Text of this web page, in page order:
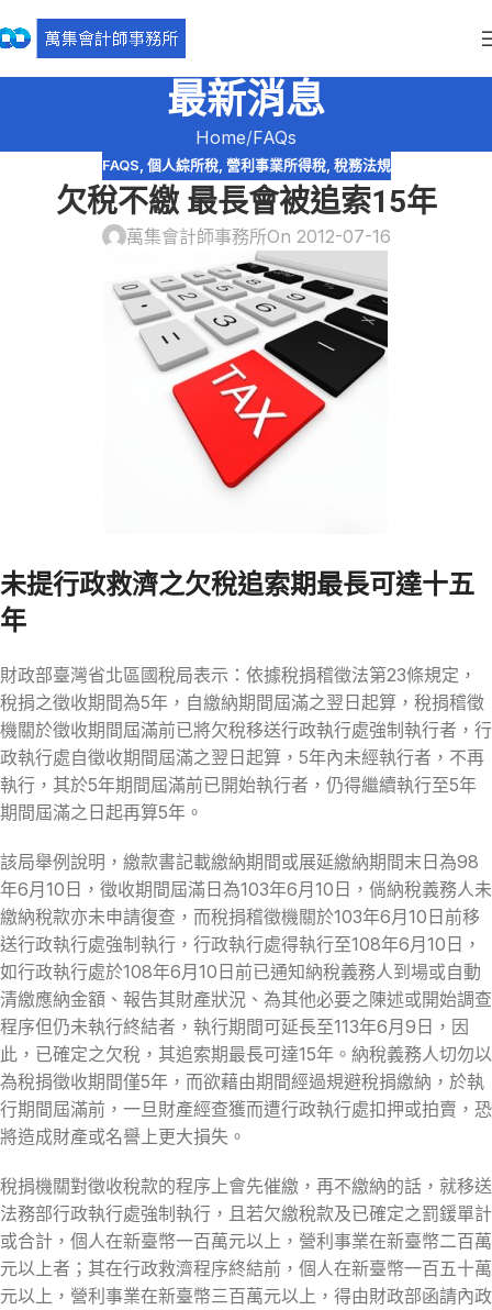
最新消息
Home FAQs
FAQS, 個人綜所稅, 營利事業所得稅, 稅務法規
欠稅不繳 最長會被追索15年
萬集會計師事務所On 2012-07-16
未提行政救濟之欠稅追索期最長可達十五
年
財政部臺灣省北區國稅局表示：依據稅捐稽徵法第23條規定，
稅捐之徵收期間為5年，自繳納期間屆滿之翌日起算，稅捐稽徵
機關於徵收期間屆滿前已將欠稅移送行政執行處強制執行者，行
政執行處自徵收期間屆滿之翌日起算，5年內未經執行者，不再
執行，其於5年期間屆滿前已開始執行者，仍得繼續執行至5年
期間屆滿之日起再算5年。
該局舉例說明，繳款書記載繳納期間或展延繳納期間末日為98
年6月10日，徵收期間屆滿日為103年6月10日，倘納稅義務人未
繳納稅款亦未申請復查，而稅捐稽徵機關於103年6月10日前移
送行政執行處強制執行，行政執行處得執行至108年6月10日，
如行政執行處於108年6月10日前已通知納稅義務人到場或自動
清繳應納金額、報告其財產狀況、為其他必要之陳述或開始調查
程序但仍未執行終結者，執行期間可延長至113年6月9日，因
此，已確定之欠稅，其追索期最長可達15年。納稅義務人切勿以
為稅捐徵收期間僅5年，而欲藉由期間經過規避稅捐繳納，於執
行期間屆滿前，一旦財產經查獲而遭行政執行處扣押或拍賣，恐
將造成財產或名譽上更大損失。
稅捐機關對徵收稅款的程序上會先催繳，再不繳納的話，就移送
法務部行政執行處強制執行，且若欠繳稅款及已確定之罰鍰單計
或合計，個人在新臺幣一百萬元以上，營利事業在新臺幣二百萬
元以上者；其在行政救濟程序終結前，個人在新臺幣一百五十萬
元以上，營利事業在新臺幣三百萬元以上，得由財政部函請內政